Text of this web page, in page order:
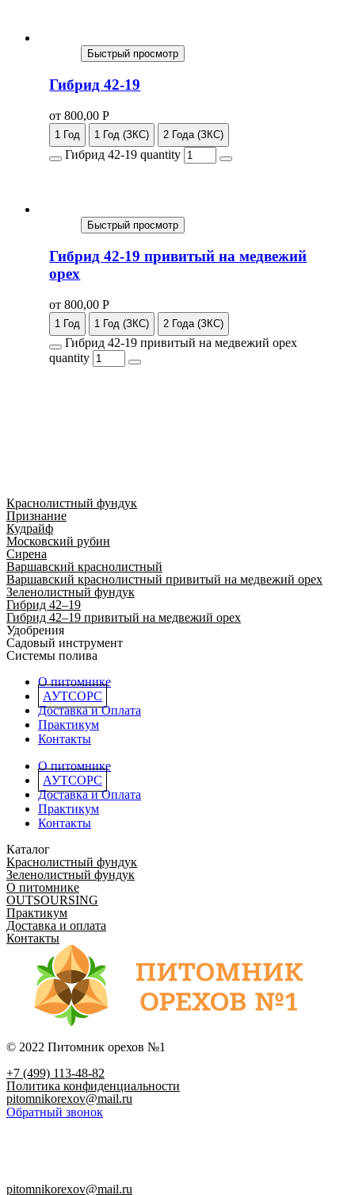
Быстрый просмотр
Гибрид 42-19
от800,00Р
1 Год 1 Год (ЗКС) 2 Года (ЗКС)
Гибрид 42-19 quantity
Быстрый просмотр
Гибрид 42-19 привитый на медвежий
орех
от800,00Р
1 Год 1 Год (ЗКС) 2 Года (ЗКС)
Гибрид 42-19 привитый на медвежий орех
quantity
Краснолистный фундук
Признание
Кудрайф
Московский рубин
Сирена
Варшавский краснолистный
Варшавский краснолистный привитый на медвежий орех
Зеленолистный фундук
Гибрид 42–19
Гибрид 42–19 привитый на медвежий орех
Удобрения
Садовый инструмент
Системы полива
О питомнике
АУТСОРС
Доставка и Оплата
Практикум
Контакты
О питомнике
АУТСОРС
Доставка и Оплата
Практикум
Контакты
Каталог
Краснолистный фундук
Зеленолистный фундук
О питомнике
OUTSOURSING
Практикум
Доставка и оплата
Контакты
© 2022 Питомник орехов №1
+7 (499) 113-48-82
Политика конфиденциальности
pitomnikorexov@mail.ru
Обратный звонок
pitomnikorexov@mail.ru